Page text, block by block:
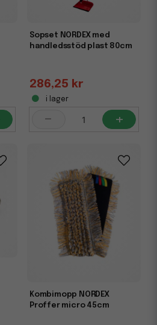
Sopset NORDEX med
handledsstöd plast 80cm
286,25 kr
i lager
- +
Kombimopp NORDEX
Proffer micro 45cm